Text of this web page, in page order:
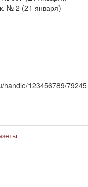
№ 2 (21 января)
handle/123456789/79245